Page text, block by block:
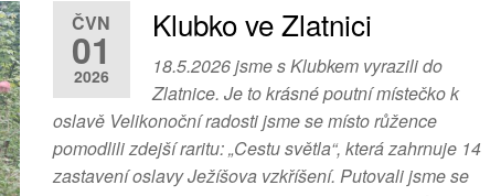
ČVN
01
2026
Klubko ve Zlatnici
18.5.2026 jsme s Klubkem vyrazili do
Zlatnice. Je to krásné poutní místečko k
oslavě Velikonoční radosti jsme se místo růžence
pomodlili zdejší raritu: „Cestu světla“, která zahrnuje 14
zastavení oslavy Ježíšova vzkříšení. Putovali jsme se